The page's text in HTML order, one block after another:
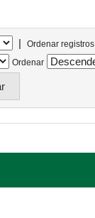
|
Ordenar
Ordenar